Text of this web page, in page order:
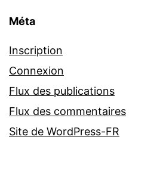
Méta
Inscription
Connexion
Flux des publications
Flux des commentaires
Site de WordPress-FR